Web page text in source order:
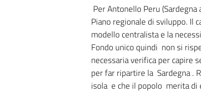
Per Antonello Peru
Piano regionale di sviluppo. Il
modello centralista e la
Fondo unico quindi non si
necessaria verifica per capire
per far ripartire la Sardegna .
isola e che il popolo merita di